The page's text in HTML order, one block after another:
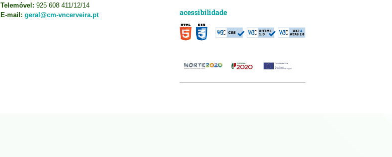
Telemóvel: 925 608 411/12/14
E-mail: geral@cm-vncerveira.pt acessibilidade